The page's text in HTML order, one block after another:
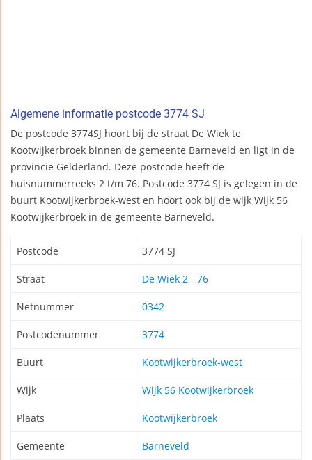
Algemene informatie postcode 3774 SJ
De postcode 3774SJ hoort bij de straat De Wiek te
Kootwijkerbroek binnen de gemeente Barneveld en ligt in de
provincie Gelderland. Deze postcode heeft de
huisnummerreeks 2 t/m 76. Postcode 3774 SJ is gelegen in de
buurt Kootwijkerbroek-west en hoort ook bij de wijk Wijk 56
Kootwijkerbroek in de gemeente Barneveld.
Postcode 3774 SJ
Straat De Wiek 2 - 76
Netnummer 0342
Postcodenummer 3774
Buurt Kootwijkerbroek-west
Wijk Wijk 56 Kootwijkerbroek
Plaats Kootwijkerbroek
Gemeente Barneveld